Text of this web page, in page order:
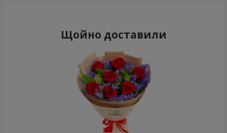
Щойно доставили